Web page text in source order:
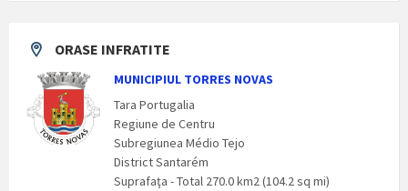
ORASE INFRATITE
MUNICIPIUL TORRES NOVAS
Tara Portugalia
Regiune de Centru
Subregiunea Médio Tejo
District Santarém
Suprafaţa - Total 270.0 km2 (104.2 sq mi)